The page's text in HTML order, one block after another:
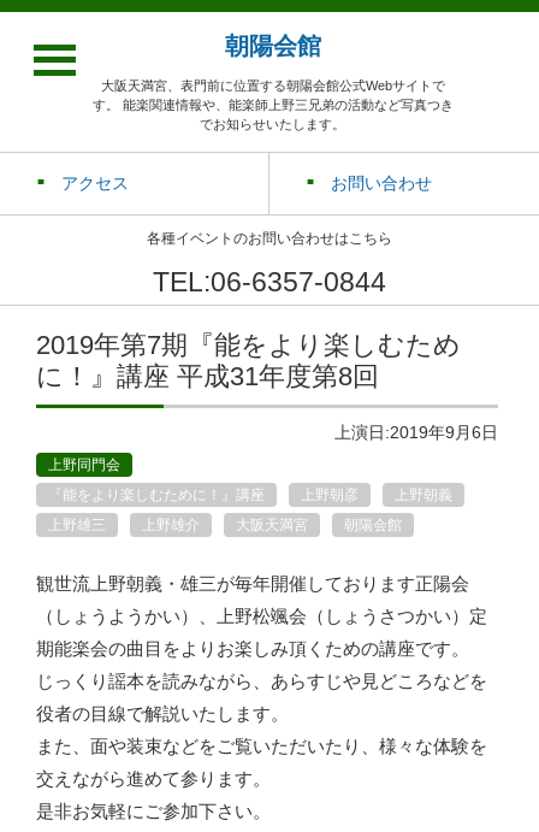
朝陽会館
大阪天満宮、表門前に位置する朝陽会館公式Webサイトで
す。 能楽関連情報や、能楽師上野三兄弟の活動など写真つき
でお知らせいたします。
アクセス お問い合わせ
各種イベントのお問い合わせはこちら
TEL:06-6357-0844
2019年第7期『能をより楽しむため
に！』講座 平成31年度第8回
上演日:2019年9月6日
上野同門会
『能をより楽しむために！』講座
上野朝彦
上野朝義
上野雄三
上野雄介 大阪天満宮 朝陽会館
観世流上野朝義・雄三が毎年開催しております正陽会
（しょうようかい）、上野松颯会（しょうさつかい）定
期能楽会の曲目をよりお楽しみ頂くための講座です。
じっくり謡本を読みながら、あらすじや見どころなどを
役者の目線で解説いたします。
また、面や装束などをご覧いただいたり、様々な体験を
交えながら進めて参ります。
是非お気軽にご参加下さい。